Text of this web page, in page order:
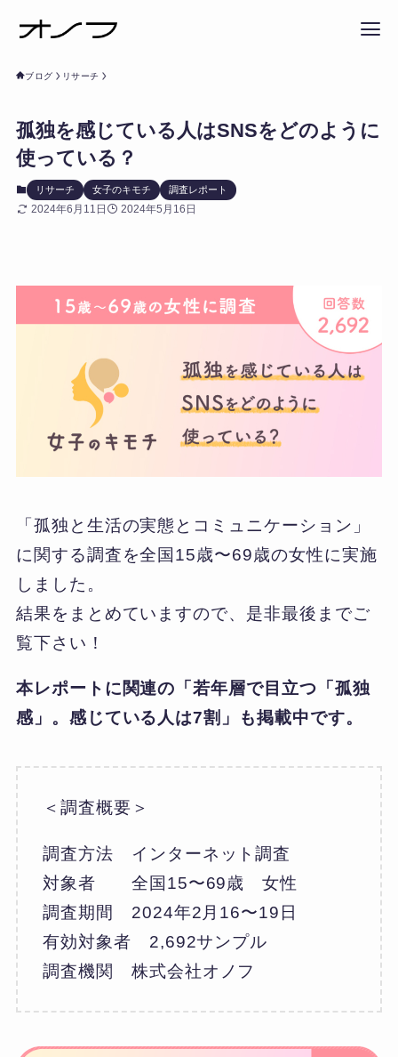
ブログ リサーチ
孤独を感じている人はSNSをどのように
使っている？
リサーチ 女子のキモチ 調査レポート
2024年6月11日 2024年5月16日
「孤独と生活の実態とコミュニケーション」
に関する調査を全国15歳〜69歳の女性に実施
しました。
結果をまとめていますので、是非最後までご
覧下さい！
本レポートに関連の「若年層で目立つ「孤独
感」。感じている人は7割 」も掲載中です。
＜調査概要＞
調査方法 インターネット調査
対象者 全国15〜69歳 女性
調査期間 2024年2月16〜19日
有効対象者 2,692サンプル
調査機関 株式会社オノフ